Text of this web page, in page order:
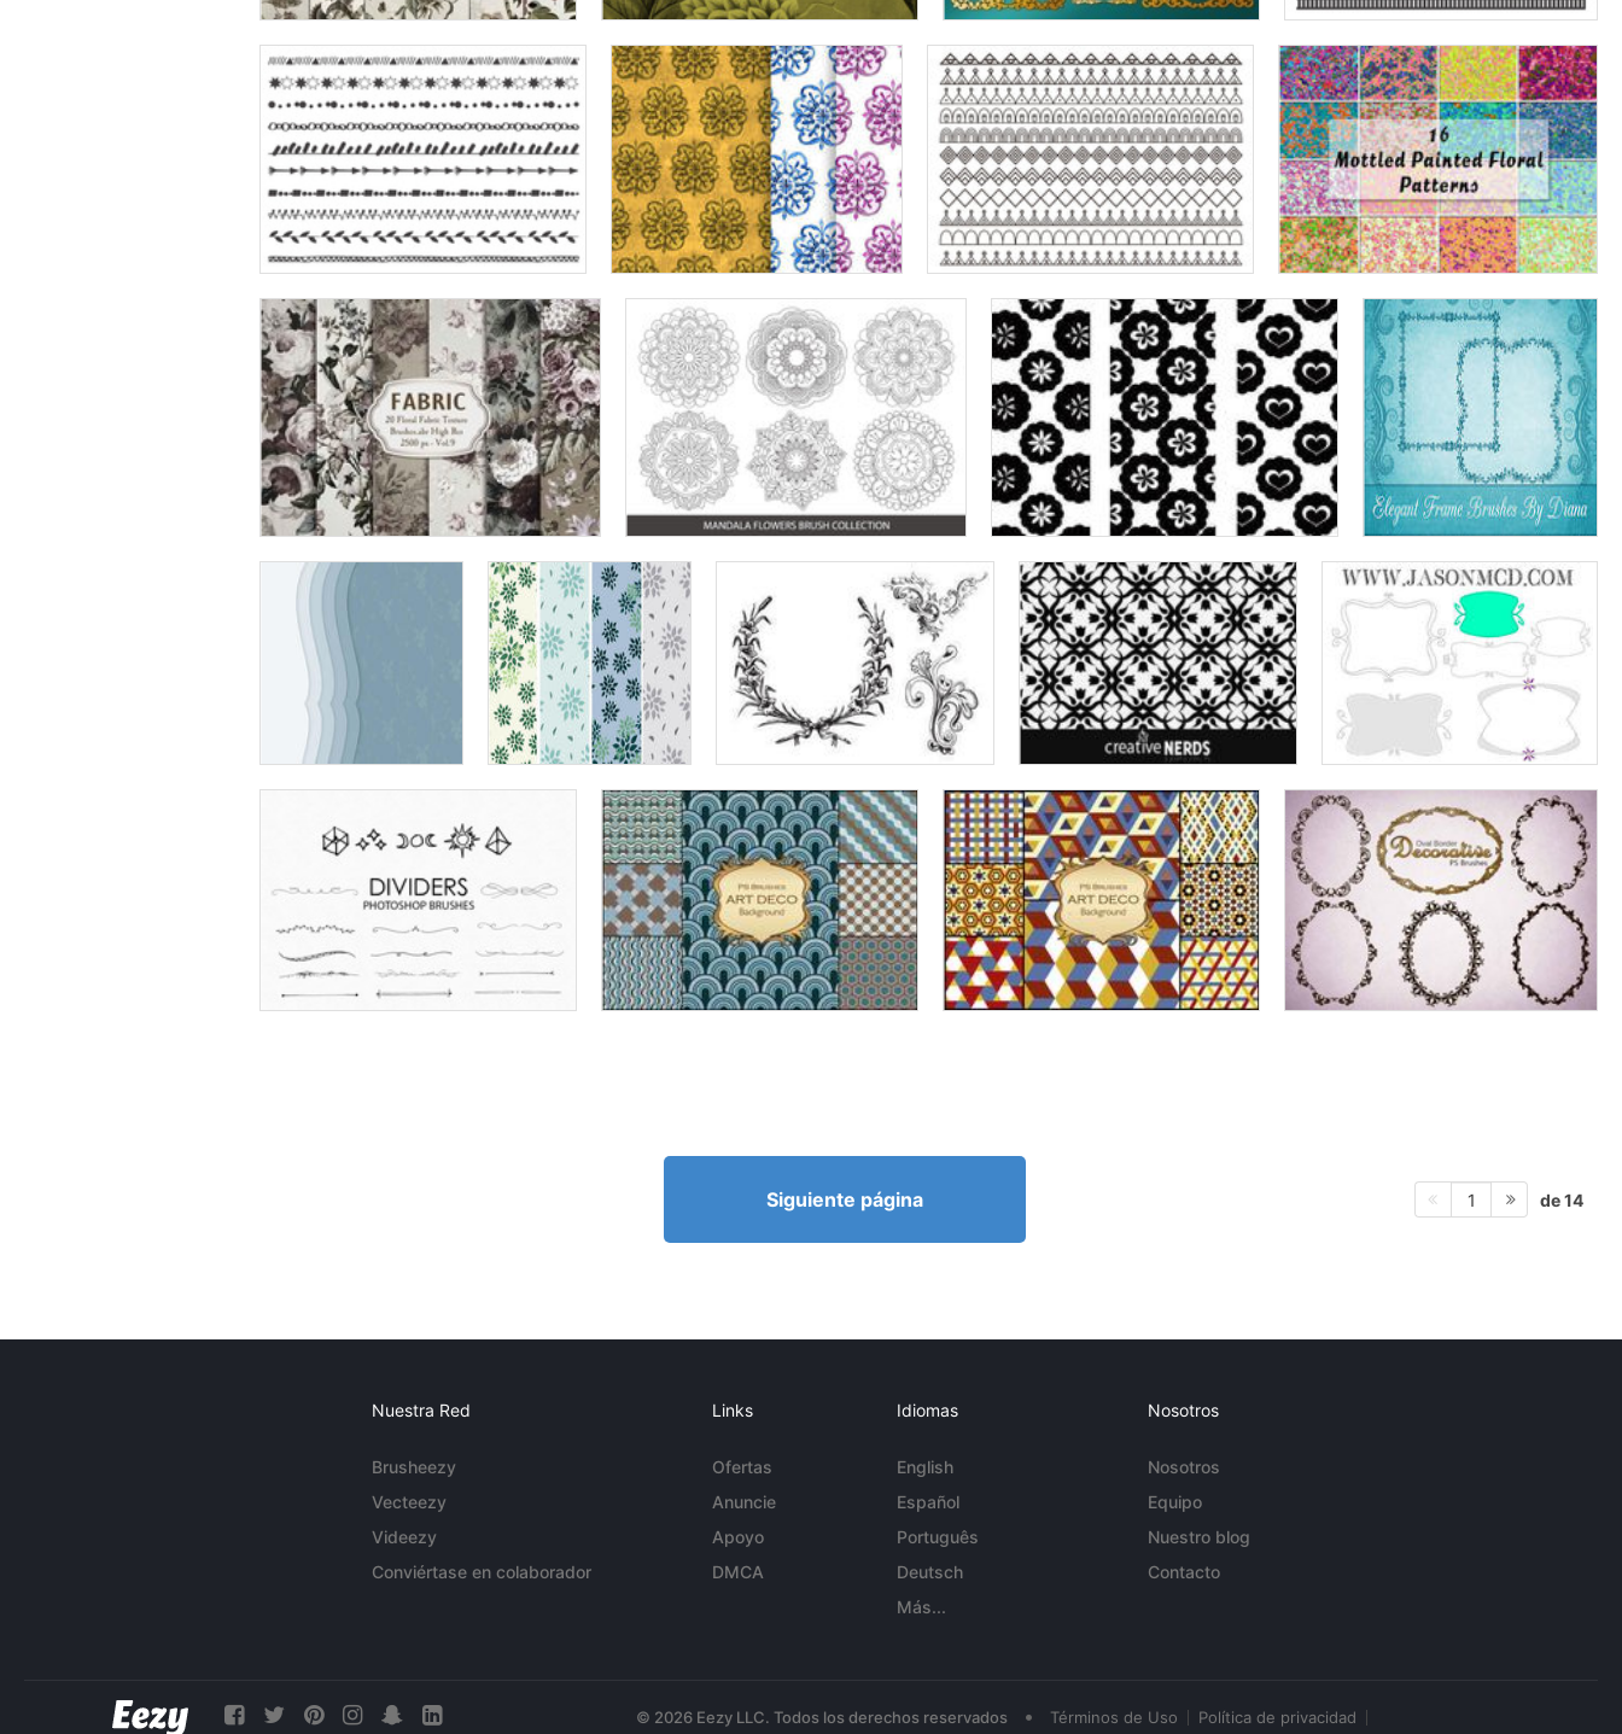
Siguiente página 1 de 14
Nuestra Red
Brusheezy
Vecteezy
Videezy
Conviértase en colaborador
Links
Ofertas
Anuncie
Apoyo
DMCA
Idiomas
English
Español
Português
Deutsch
Más...
Nosotros
Nosotros
Equipo
Nuestro blog
Contacto
© 2026 Eezy LLC. Todos los derechos reservados • Términos de Uso Política de privacidad